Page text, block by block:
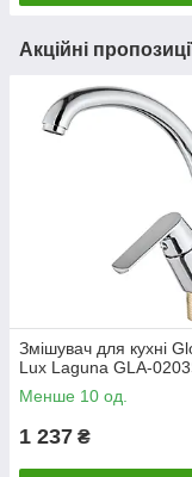
Акційні
Змішувач для кухні
Lux Laguna GLA-
Менше 10 од.
1 237 ₴